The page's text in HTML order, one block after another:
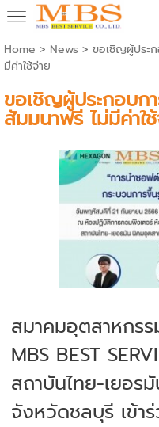
Home > News > ขอเชิญผู้ประ
มีค่าใช้จ่าย
ขอเชิญผู้ประกอบก
สัมมนาฟรี ไม่มีค่าใ
สมาคมอุตสาหกร
MBS BEST
สถาบันไทย-เยอร
จังหวัดชลบุรี เข้า